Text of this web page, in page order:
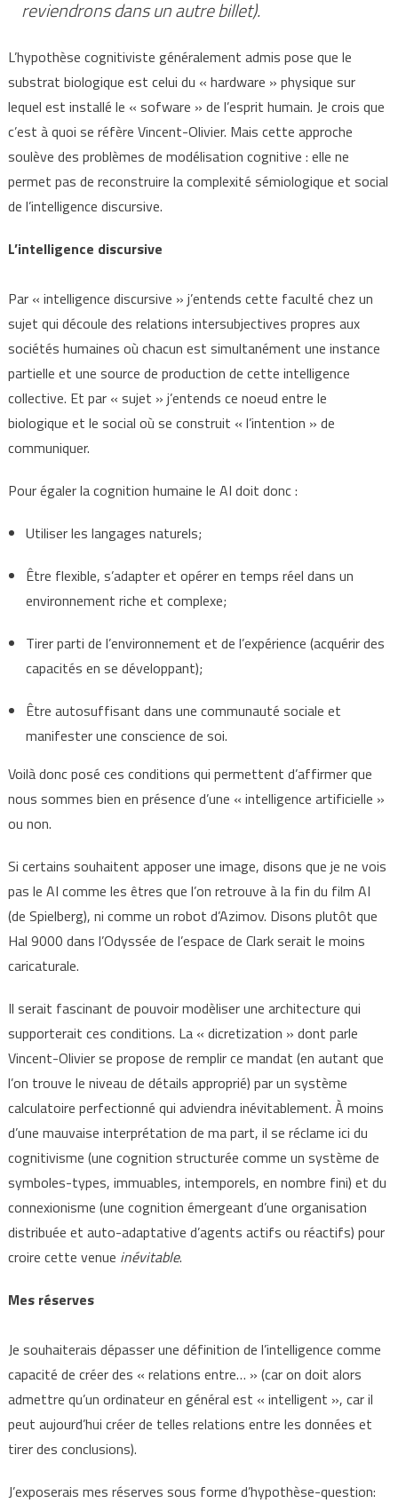
reviendrons dans un autre billet).
L’hypothèse cognitiviste généralement admis pose que le
substrat biologique est celui du « hardware » physique sur
lequel est installé le « sofware » de l’esprit humain. Je crois que
c’est à quoi se réfère Vincent-Olivier. Mais cette approche
soulève des problèmes de modélisation cognitive : elle ne
permet pas de reconstruire la complexité sémiologique et social
de l’intelligence discursive.
L’intelligence discursive
Par « intelligence discursive » j’entends cette faculté chez un
sujet qui découle des relations intersubjectives propres aux
sociétés humaines où chacun est simultanément une instance
partielle et une source de production de cette intelligence
collective. Et par « sujet » j’entends ce noeud entre le
biologique et le social où se construit « l’intention » de
communiquer.
Pour égaler la cognition humaine le AI doit donc :
Utiliser les langages naturels;
Être flexible, s’adapter et opérer en temps réel dans un
environnement riche et complexe;
Tirer parti de l’environnement et de l’expérience (acquérir des
capacités en se développant);
Être autosuffisant dans une communauté sociale et
manifester une conscience de soi.
Voilà donc posé ces conditions qui permettent d’affirmer que
nous sommes bien en présence d’une « intelligence artificielle »
ou non.
Si certains souhaitent apposer une image, disons que je ne vois
pas le AI comme les êtres que l’on retrouve à la fin du film AI
(de Spielberg), ni comme un robot d’Azimov. Disons plutôt que
Hal 9000 dans l’Odyssée de l’espace de Clark serait le moins
caricaturale.
Il serait fascinant de pouvoir modèliser une architecture qui
supporterait ces conditions. La « dicretization » dont parle
Vincent-Olivier se propose de remplir ce mandat (en autant que
l’on trouve le niveau de détails approprié) par un système
calculatoire perfectionné qui adviendra inévitablement. À moins
d’une mauvaise interprétation de ma part, il se réclame ici du
cognitivisme (une cognition structurée comme un système de
symboles-types, immuables, intemporels, en nombre fini) et du
connexionisme (une cognition émergeant d’une organisation
distribuée et auto-adaptative d’agents actifs ou réactifs) pour
croire cette venue inévitable.
Mes réserves
Je souhaiterais dépasser une définition de l’intelligence comme
capacité de créer des « relations entre… » (car on doit alors
admettre qu’un ordinateur en général est « intelligent », car il
peut aujourd’hui créer de telles relations entre les données et
tirer des conclusions).
J’exposerais mes réserves sous forme d’hypothèse-question: